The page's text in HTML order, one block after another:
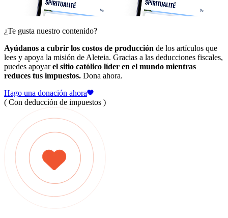
¿Te gusta nuestro contenido?
Ayúdanos a cubrir los costos de producción de los artículos que
lees y apoya la misión de Aleteia. Gracias a las deducciones fiscales,
puedes apoyarel sitio católico líder en el mundo mientras
reduces tus impuestos. Dona ahora.
Hago una donación ahora
( Con deducción de impuestos )